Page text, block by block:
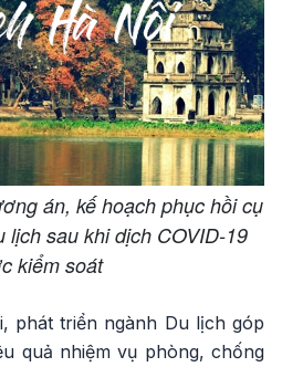
án, kế hoạch phục hồi cụ
lịch sau khi dịch COVID-19
kiểm soát
phát triển ngành Du lịch góp
quả nhiệm vụ phòng, chống